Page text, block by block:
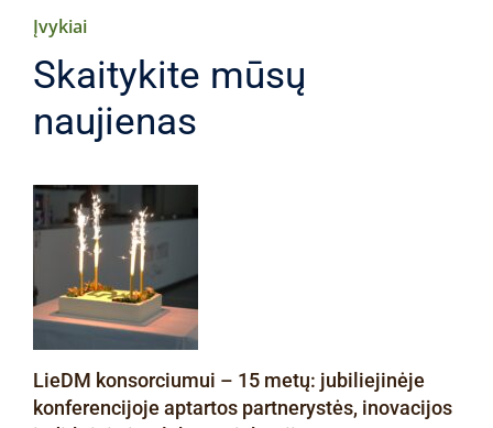
Įvykiai
Skaitykite mūsų
naujienas
LieDM konsorciumui – 15 metų: jubiliejinėje
konferencijoje aptartos partnerystės, inovacijos